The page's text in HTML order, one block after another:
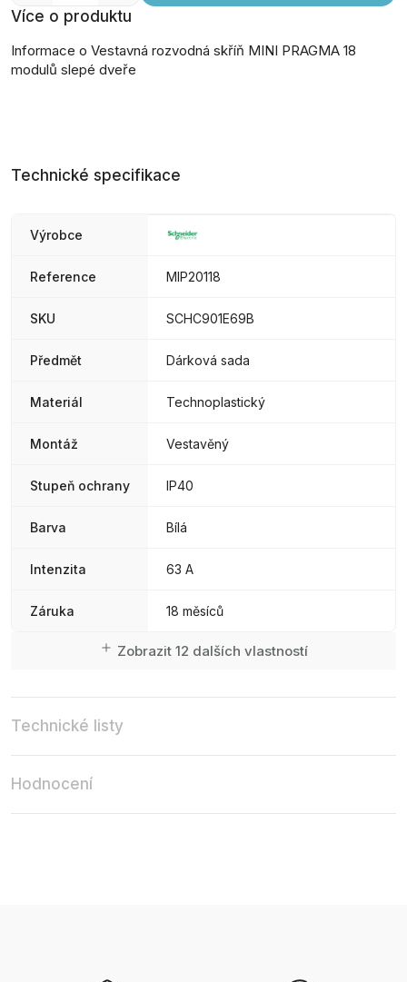
Více o produktu
Informace o Vestavná rozvodná skříň MINI PRAGMA 18
modulů slepé dveře
Technické specifikace
Výrobce
Reference MIP20118
SKU SCHC901E69B
Předmět Dárková sada
Materiál Technoplastický
Montáž Vestavěný
Stupeň ochrany IP40
Barva Bílá
Intenzita 63 A
Záruka 18 měsíců
Zobrazit 12 dalších vlastností
Technické listy
Hodnocení